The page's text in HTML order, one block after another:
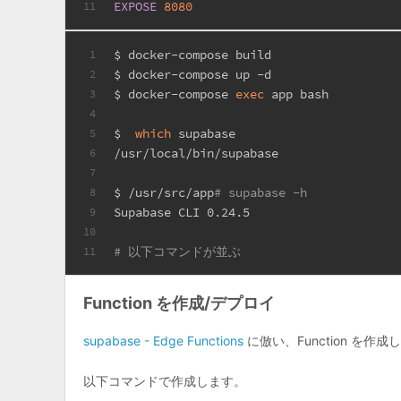
11
EXPOSE 8080
1
2
3
4
5
6
7
8
9
10
11
$ docker-compose build
$ docker-compose up -d
$ docker-compose exec app bash
$ which supabase
/usr/local/bin/supabase
$ /usr/src/app# supabase -h
Supabase CLI 0.24.5
# 以下コマンドが並ぶ
Function を作成/デプロイ
supabase - Edge Functions に倣い、Function を作成し
以下コマンドで作成します。